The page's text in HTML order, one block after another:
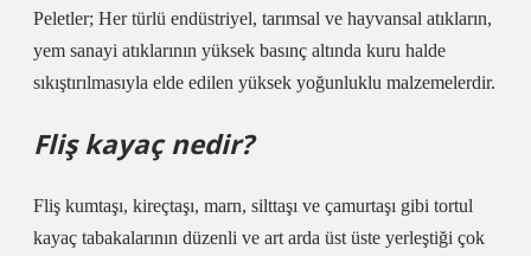
Peletler; Her türlü endüstriyel, tarımsal ve hayvansal atıkların,
yem sanayi atıklarının yüksek basınç altında kuru halde
sıkıştırılmasıyla elde edilen yüksek yoğunluklu malzemelerdir.
Fliş kayaç nedir?
Fliş kumtaşı, kireçtaşı, marn, silttaşı ve çamurtaşı gibi tortul
kayaç tabakalarının düzenli ve art arda üst üste yerleştiği çok